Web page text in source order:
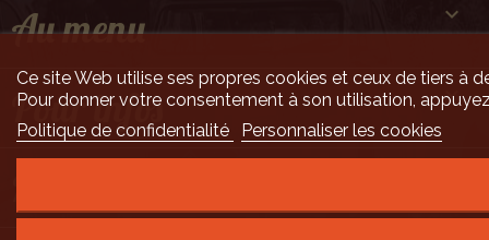
Au menu 
Pour infos 
Ce site Web utilise ses propres cookies et ceux de tiers à
Pour donner votre consentement à son utilisation,
Politique de confidentialité
Personnaliser les cookies